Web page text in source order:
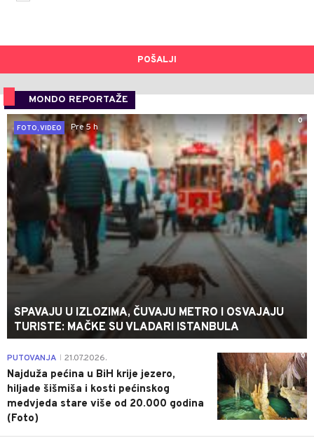
POŠALJI
MONDO REPORTAŽE
0
FOTO, VIDEO
Pre 5 h
SPAVAJU U IZLOZIMA, ČUVAJU METRO I OSVAJAJU
TURISTE: MAČKE SU VLADARI ISTANBULA
0
PUTOVANJA 21.07.2026.
Najduža pećina u BiH krije jezero,
hiljade šišmiša i kosti pećinskog
medvjeda stare više od 20.000 godina
(Foto)